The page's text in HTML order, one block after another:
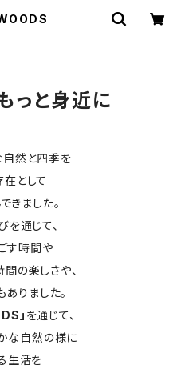
っと身近に
然と四季を
として
きました。
を通じて、
す時間や
の楽しさや、
りました。
」 を通じて、
な自然の様に
生活を